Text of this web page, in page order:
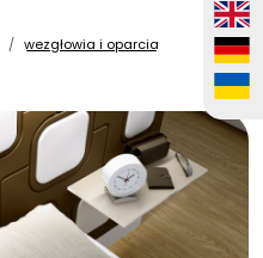
wezgłowia i oparcia